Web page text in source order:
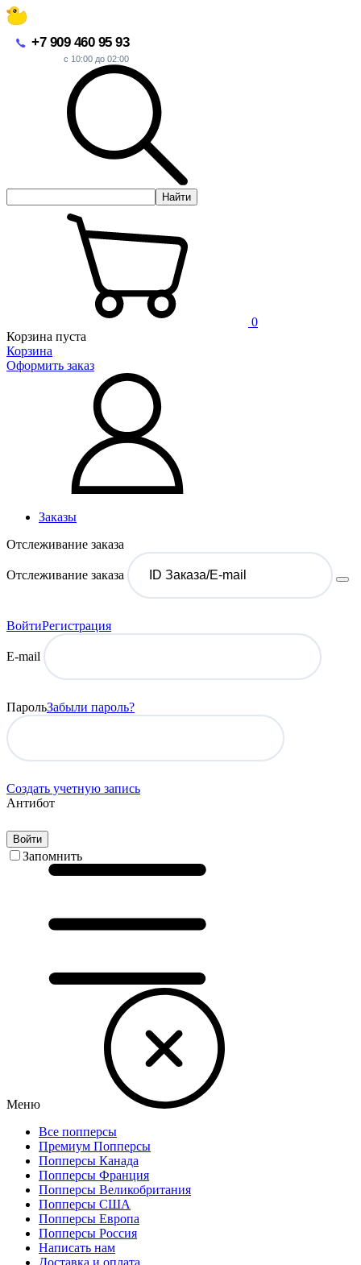
+7 909 460 95 93
с 10:00 до 02:00
Найти
0
Корзина пуста
Корзина
Оформить заказ
Заказы
Отслеживание заказа
Отслеживание заказа
ВойтиРегистрация
E-mail
ПарольЗабыли пароль?
Создать учетную запись
Антибот
Войти
Запомнить
Меню
Все попперсы
Премиум Попперсы
Попперсы Канада
Попперсы Франция
Попперсы Великобритания
Попперсы США
Попперсы Европа
Попперсы Россия
Написать нам
Доставка и оплата